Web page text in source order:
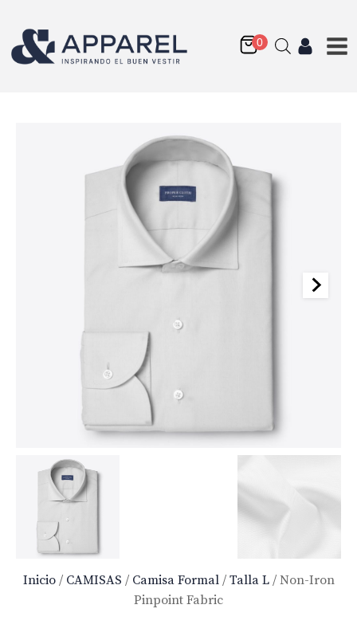
Inicio/ CAMISAS / Camisa Formal/ Talla L/ Non-Iron
Pinpoint Fabric
Non-Iron Stretch
Supima Twill Fabric